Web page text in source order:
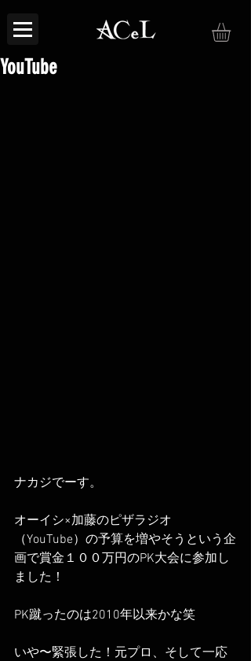
YouTube
ナカジでーす。
オーイシ×加藤のピザラジオ
（YouTube）の予算を増やそうという企
画で賞金１００万円のPK大会に参加し
ました！
PK蹴ったのは2010年以来かな笑
いや〜緊張した！元プロ、そして一応